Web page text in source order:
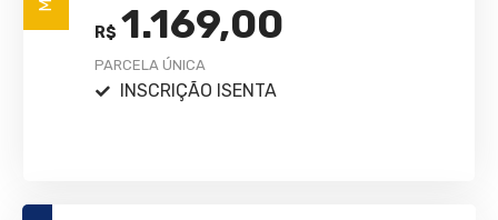
R$ 1.169,00
PARCELA ÚNICA
INSCRIÇÃO ISENTA